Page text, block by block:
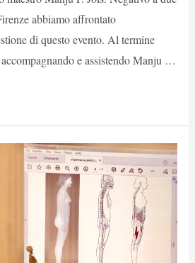
abbiamo affrontato
di questo evento. Al termine
e assistendo Manju …